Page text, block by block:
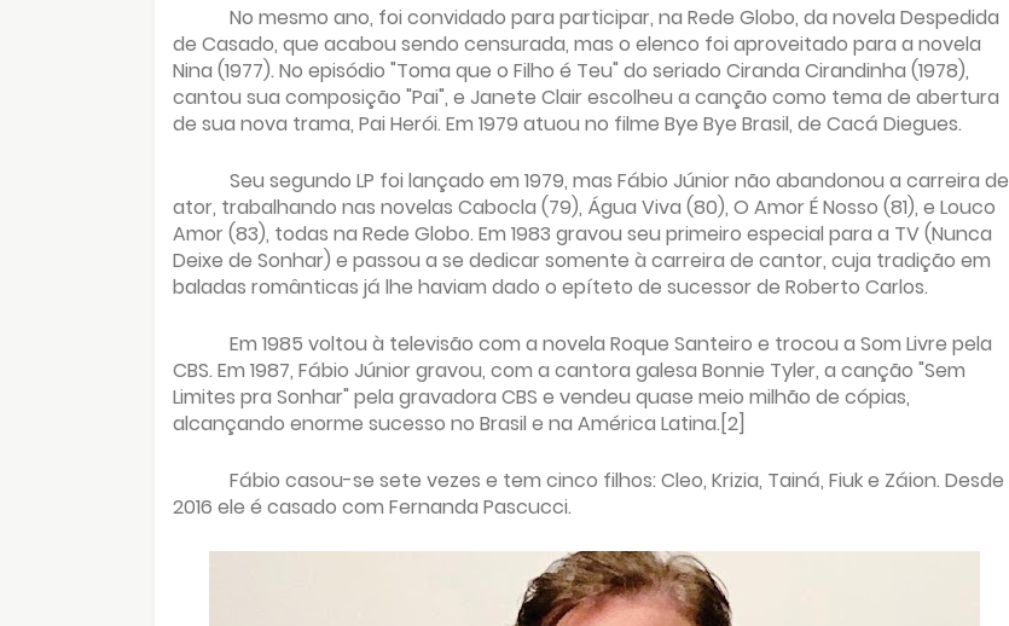
No mesmo ano, foi convidado para participar, na Rede Globo, da novela Despedida
de Casado, que acabou sendo censurada, mas o elenco foi aproveitado para a novela
Nina (1977). No episódio "Toma que o Filho é Teu" do seriado Ciranda Cirandinha (1978),
cantou sua composição "Pai", e Janete Clair escolheu a canção como tema de abertura
de sua nova trama, Pai Herói. Em 1979 atuou no filme Bye Bye Brasil, de Cacá Diegues.
Seu segundo LP foi lançado em 1979, mas Fábio Júnior não abandonou a carreira de
ator, trabalhando nas novelas Cabocla (79), Água Viva (80), O Amor É Nosso (81), e Louco
Amor (83), todas na Rede Globo. Em 1983 gravou seu primeiro especial para a TV (Nunca
Deixe de Sonhar) e passou a se dedicar somente à carreira de cantor, cuja tradição em
baladas românticas já lhe haviam dado o epíteto de sucessor de Roberto Carlos.
Em 1985 voltou à televisão com a novela Roque Santeiro e trocou a Som Livre pela
CBS. Em 1987, Fábio Júnior gravou, com a cantora galesa Bonnie Tyler, a canção "Sem
Limites pra Sonhar" pela gravadora CBS e vendeu quase meio milhão de cópias,
alcançando enorme sucesso no Brasil e na América Latina.[2]
Fábio casou-se sete vezes e tem cinco filhos: Cleo, Krizia, Tainá, Fiuk e Záion. Desde
2016 ele é casado com Fernanda Pascucci.